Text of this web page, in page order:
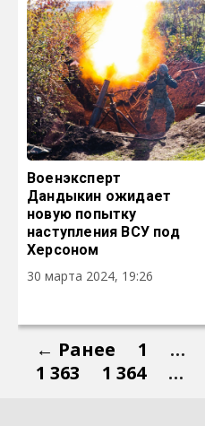
Военэксперт
Дандыкин ожидает
новую попытку
наступления ВСУ под
Херсоном
30 марта 2024, 19:26
← Ранее 1 …
1 363
1 364 …